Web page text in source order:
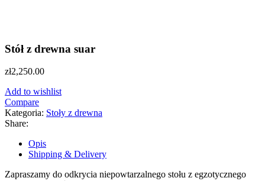
Stół z drewna suar
zł2,250.00
Add to wishlist
Compare
Kategoria: Stoły z drewna
Share:
Opis
Shipping & Delivery
Zapraszamy do odkrycia niepowtarzalnego stołu z egzotycznego